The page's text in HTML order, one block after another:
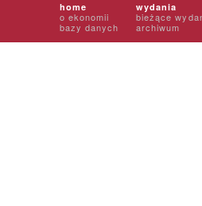
home
o ekonomii
bazy danych
wydania
bieżące
archiwum